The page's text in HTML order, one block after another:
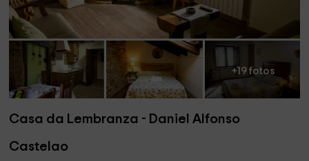
+19 fotos
Casa da Lembranza - Daniel Alfonso
Castelao